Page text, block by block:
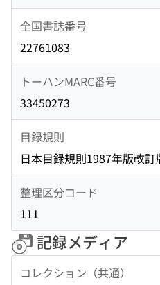
全国書誌番号
22761083
トーハンMARC番号
33450273
目録規則
日本目録規則1987年版改訂
整理区分コード
111
記録メディア
コレクション（共通）